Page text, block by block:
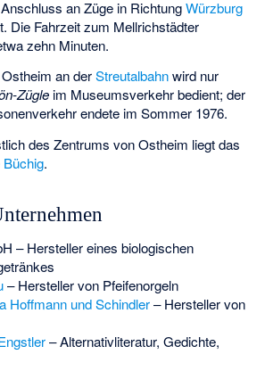
an Züge in RichtungWürzburg
Die Fahrzeit zum Mellrichstädter
zehn Minuten.
an derStreutalbahnwird nur
Zügle im Museumsverkehr bedient; der
endete im Sommer 1976.
des Zentrums von Ostheim liegt das
Büchig.
– Hersteller eines biologischen
– Hersteller von Pfeifenorgeln
Hoffmann und Schindler– Hersteller von
– Alternativliteratur, Gedichte,